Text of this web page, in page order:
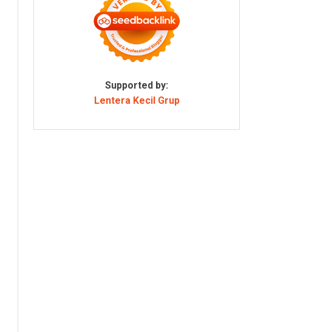
Supported by:
Lentera Kecil Grup